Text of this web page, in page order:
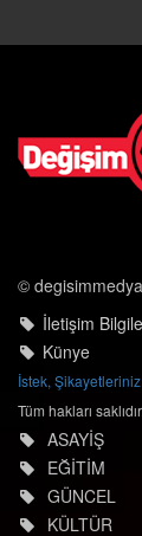
©
İletişim
Künye
İstek, Şikayetleriniz
Tüm hakları
ASAYİŞ
EĞİTİM
GÜNCEL
KÜLTÜR